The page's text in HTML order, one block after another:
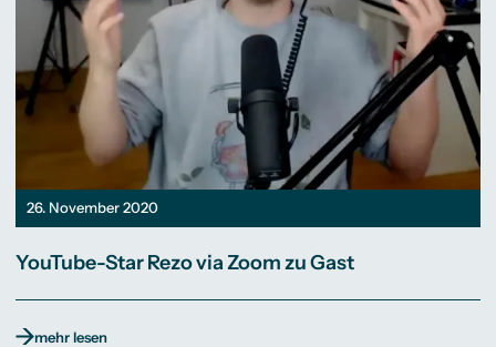
26. November 2020
YouTube-Star Rezo via Zoom zu Gast
mehr lesen